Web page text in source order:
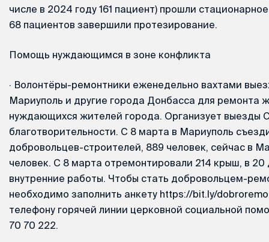
числе в 2024 году 161 пациент) прошли
68 пациентов завершили протезирование.
Помощь нуждающимся в зоне конфликта
· Волонтёры-ремонтники еженедельно вахтами
Мариуполь и другие города Донбасса для ремонта
нуждающихся жителей города. Организует выезды
благотворительности. С 8 марта в Мариуполь
добровольцев-строителей, 889 человек, сейчас в
человек. С 8 марта отремонтировали 214 крыш, в 20
внутренние работы. Чтобы стать добровольцем-
необходимо заполнить анкету https://bit.ly/
телефону горячей линии церковной социальной
70 70 222.